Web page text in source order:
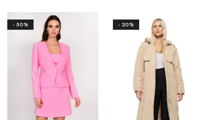
- 50% - 20%